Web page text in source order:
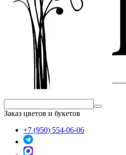
Заказ цветов и букетов
+7 (950) 554-06-06